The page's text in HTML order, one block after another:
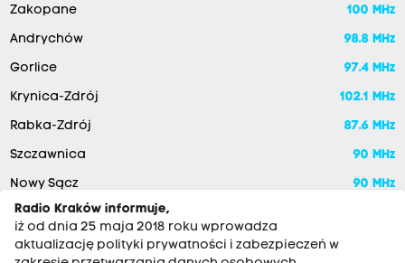
Zakopane 100 MHz
Andrychów 98.8 MHz
Gorlice 97.4 MHz
Krynica-Zdrój 102.1 MHz
Rabka-Zdrój 87.6 MHz
Szczawnica 90 MHz
Nowy Sącz
90 MHz
Radio Kraków informuje,
iż od dnia 25 maja 2018 roku wprowadza
aktualizację polityki prywatności i zabezpieczeń w